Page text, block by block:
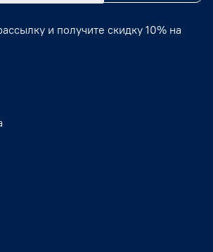
и получите скидку 10% на